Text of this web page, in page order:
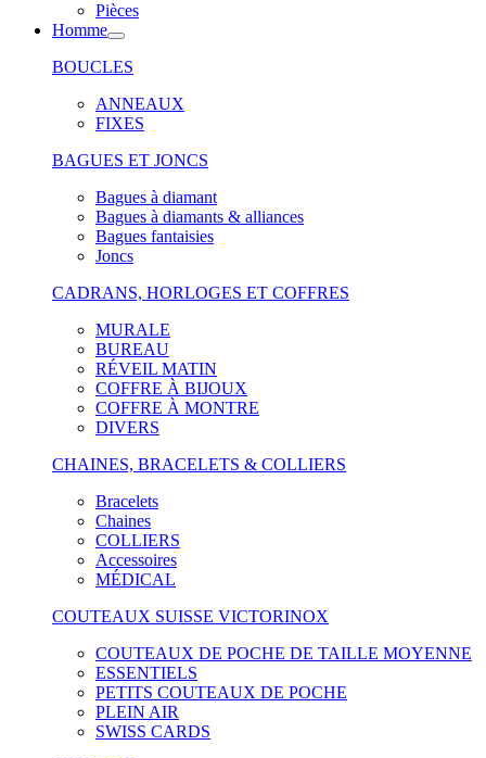
Pièces
Homme
BOUCLES
ANNEAUX
FIXES
BAGUES ET JONCS
Bagues à diamant
Bagues à diamants & alliances
Bagues fantaisies
Joncs
CADRANS, HORLOGES ET COFFRES
MURALE
BUREAU
RÉVEIL MATIN
COFFRE À BIJOUX
COFFRE À MONTRE
DIVERS
CHAINES, BRACELETS & COLLIERS
Bracelets
Chaines
COLLIERS
Accessoires
MÉDICAL
COUTEAUX SUISSE VICTORINOX
COUTEAUX DE POCHE DE TAILLE MOYENNE
ESSENTIELS
PETITS COUTEAUX DE POCHE
PLEIN AIR
SWISS CARDS